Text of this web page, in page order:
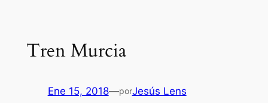
Tren Murcia
Ene 15, 2018—porJesús Lens